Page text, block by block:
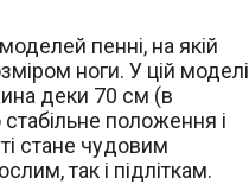
пенні, на якій
ноги. У цій моделі
деки 70 см (в
положення і
стане чудовим
так і підліткам.